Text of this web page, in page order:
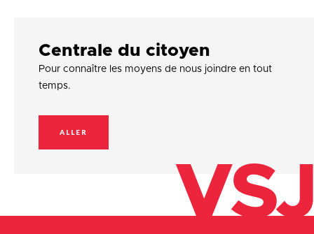
Centrale du citoyen
Pour connaître les moyens de nous joindre en tout
temps.
ALLER
VSJ